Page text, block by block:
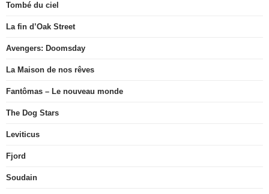
Tombé du ciel
La fin d’Oak Street
Avengers: Doomsday
La Maison de nos rêves
Fantômas – Le nouveau monde
The Dog Stars
Leviticus
Fjord
Soudain